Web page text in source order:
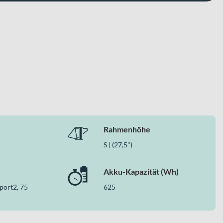
intuitiv anpassen. Motor, Akku und Display sind
mm und 125 mm Federweg sowie einen kraftvollen 75 Nm
Reserven für Alltag, Tour und Trail – eine vielseitige Lösung
Rahmenhöhe
S | (27,5")
75
Akku-Kapazität (Wh)
625